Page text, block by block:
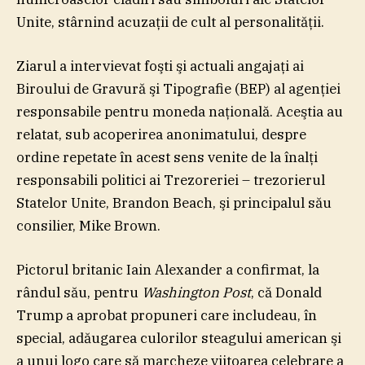
Unite, stârnind acuzaţii de cult al personalităţii.
Ziarul a intervievat foşti şi actuali angajaţi ai
Biroului de Gravură şi Tipografie (BEP) al agenţiei
responsabile pentru moneda naţională. Aceştia au
relatat, sub acoperirea anonimatului, despre
ordine repetate în acest sens venite de la înalţi
responsabili politici ai Trezoreriei – trezorierul
Statelor Unite, Brandon Beach, şi principalul său
consilier, Mike Brown.
Pictorul britanic Iain Alexander a confirmat, la
rândul său, pentru Washington Post, că Donald
Trump a aprobat propuneri care includeau, în
special, adăugarea culorilor steagului american şi
a unui logo care să marcheze viitoarea celebrare a